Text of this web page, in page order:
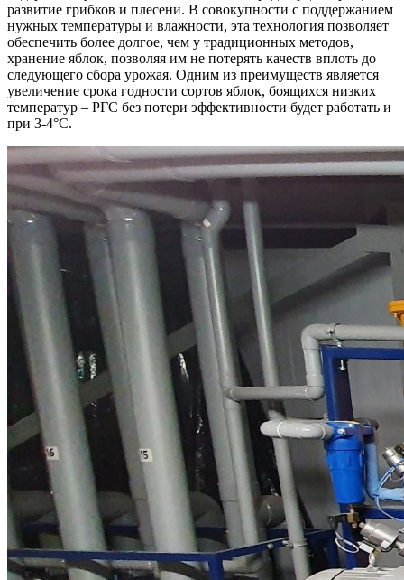
развитие грибков и плесени. В совокупности с поддержанием
нужных температуры и влажности, эта технология позволяет
обеспечить более долгое, чем у традиционных методов,
хранение яблок, позволяя им не потерять качеств вплоть до
следующего сбора урожая. Одним из преимуществ является
увеличение срока годности сортов яблок, боящихся низких
температур – РГС без потери эффективности будет работать и
при 3-4°C.